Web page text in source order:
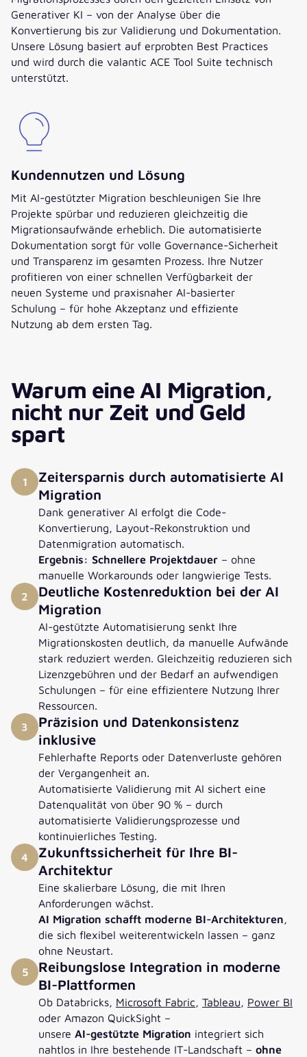
Generativer KI – von der Analyse über die
Konvertierung bis zur Validierung und Dokumentation.
Unsere Lösung basiert auf erprobten Best Practices
und wird durch die valantic ACE Tool Suite technisch
unterstützt.
Kundennutzen und Lösung
Mit AI-gestützter Migration beschleunigen Sie Ihre
Projekte spürbar und reduzieren gleichzeitig die
Migrationsaufwände erheblich. Die automatisierte
Dokumentation sorgt für volle Governance-Sicherheit
und Transparenz im gesamten Prozess. Ihre Nutzer
profitieren von einer schnellen Verfügbarkeit der
neuen Systeme und praxisnaher AI-basierter
Schulung – für hohe Akzeptanz und effiziente
Nutzung ab dem ersten Tag.
Warum eine AI Migration,
nicht nur Zeit und Geld
spart
1
Zeitersparnis durch automatisierte AI
Migration
Dank generativer AI erfolgt die Code-
Konvertierung, Layout-Rekonstruktion und
Datenmigration automatisch.
Ergebnis: Schnellere Projektdauer – ohne
manuelle Workarounds oder langwierige Tests.
2
Deutliche Kostenreduktion bei der AI
Migration
AI-gestützte Automatisierung senkt Ihre
Migrationskosten deutlich, da manuelle Aufwände
stark reduziert werden. Gleichzeitig reduzieren sich
Lizenzgebühren und der Bedarf an aufwendigen
Schulungen – für eine effizientere Nutzung Ihrer
Ressourcen.
3
Präzision und Datenkonsistenz
inklusive
Fehlerhafte Reports oder Datenverluste gehören
der Vergangenheit an.
Automatisierte Validierung mit AI sichert eine
Datenqualität von über 90 % – durch
automatisierte Validierungsprozesse und
kontinuierliches Testing.
4
Zukunftssicherheit für Ihre BI-
Architektur
Eine skalierbare Lösung, die mit Ihren
Anforderungen wächst.
AI Migration schafft moderne BI-Architekturen,
die sich flexibel weiterentwickeln lassen – ganz
ohne Neustart.
5
Reibungslose Integration in moderne
BI-Plattformen
Ob Databricks, Microsoft Fabric, Tableau, Power BI
oder Amazon QuickSight –
unsere AI-gestützte Migration integriert sich
nahtlos in Ihre bestehende IT-Landschaft – ohne